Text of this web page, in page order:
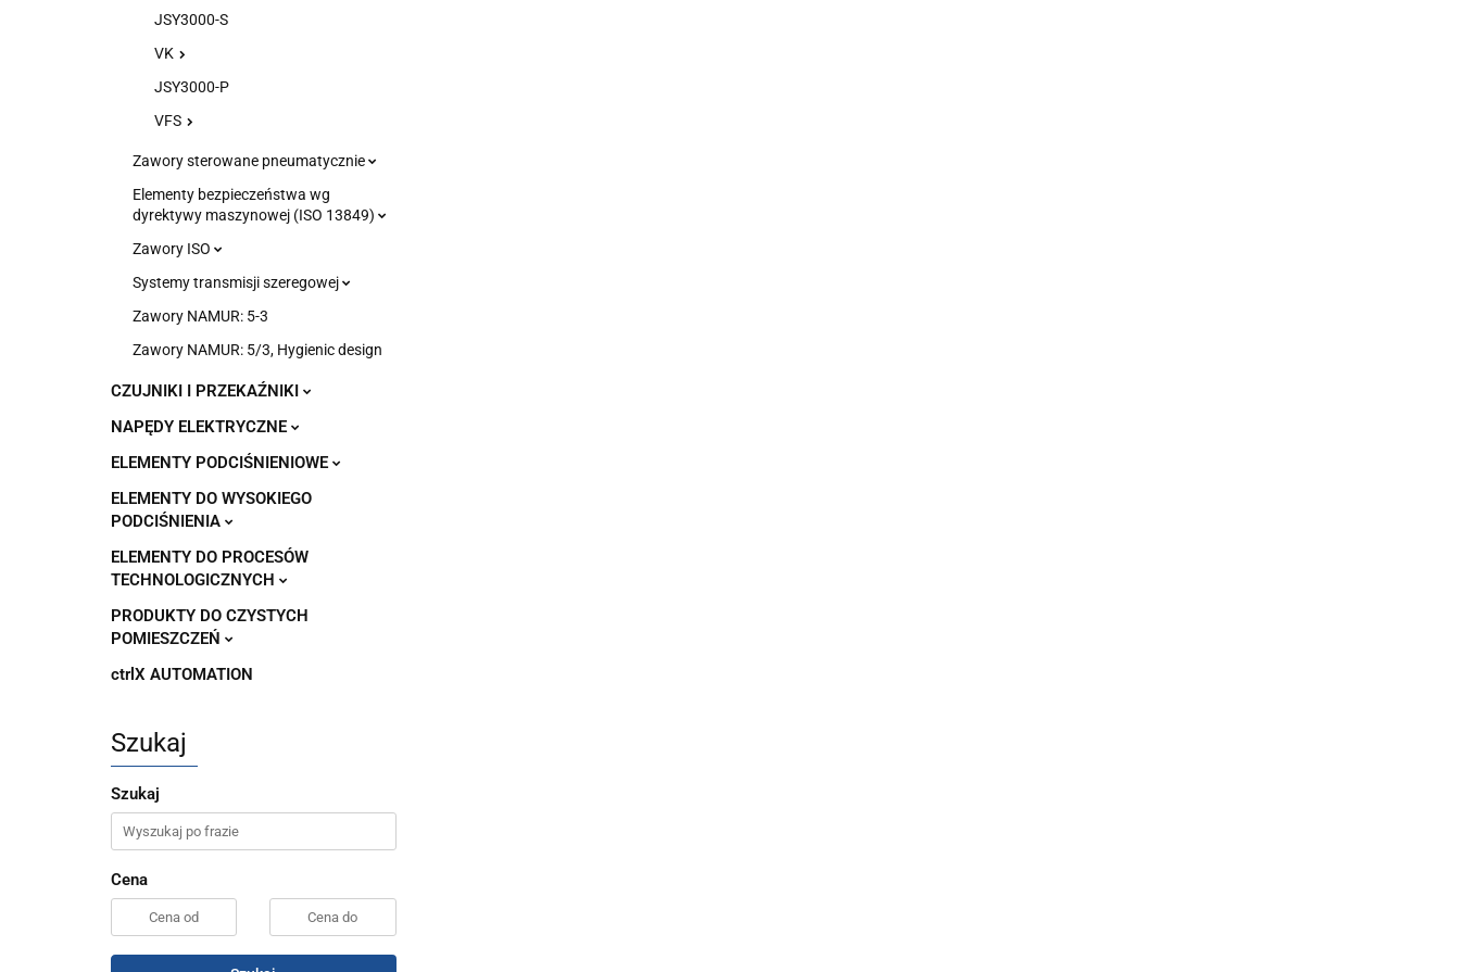
JSY3000-S
VK
JSY3000-P
VFS
Zawory sterowane pneumatycznie
Elementy bezpieczeństwa wg
dyrektywy maszynowej (ISO 13849)
Zawory ISO
Systemy transmisji szeregowej
Zawory NAMUR: 5-3
Zawory NAMUR: 5/3, Hygienic design
CZUJNIKI I PRZEKAŹNIKI
NAPĘDY ELEKTRYCZNE
ELEMENTY PODCIŚNIENIOWE
ELEMENTY DO WYSOKIEGO
PODCIŚNIENIA
ELEMENTY DO PROCESÓW
TECHNOLOGICZNYCH
PRODUKTY DO CZYSTYCH
POMIESZCZEŃ
ctrlX AUTOMATION
Szukaj
Szukaj
Cena